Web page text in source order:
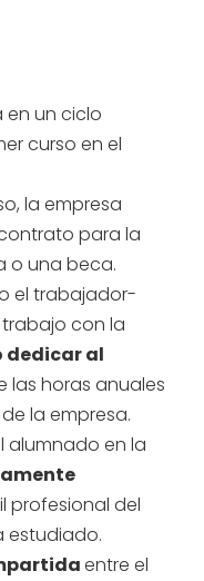
en un ciclo
curso en el
la empresa
para la
o una beca.
el trabajador-
con la
dedicar al
las horas anuales
la empresa.
alumnado en la
profesional del
estudiado.
entre el